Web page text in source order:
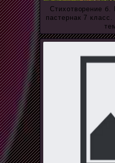
Стихотворение
пастернак 7